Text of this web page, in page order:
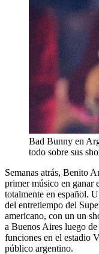
Bad Bunny en
todo sobre sus
Semanas atrás, Benito
primer músico en
totalmente en español.
del entretiempo del
americano, con un un
a Buenos Aires luego
funciones en el estadio
público argentino.